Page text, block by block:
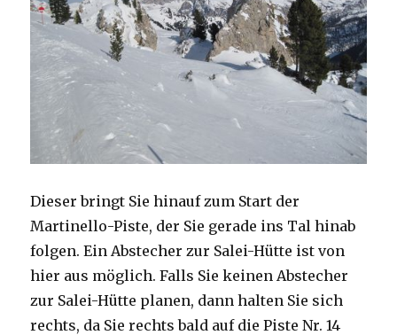
Dieser bringt Sie hinauf zum Start der
Martinello-Piste, der Sie gerade ins Tal hinab
folgen. Ein Abstecher zur Salei-Hütte ist von
hier aus möglich. Falls Sie keinen Abstecher
zur Salei-Hütte planen, dann halten Sie sich
rechts, da Sie rechts bald auf die Piste Nr. 14